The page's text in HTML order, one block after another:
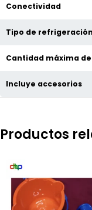
Conectividad
Tipo de refrigeración
Cantidad máxima
Incluye accesorios
Productos